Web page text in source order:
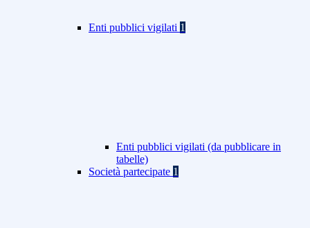
Enti pubblici vigilati 1
Enti pubblici vigilati (da pubblicare in
tabelle)
Società partecipate 1